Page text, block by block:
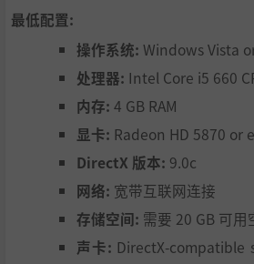
最低配置:
操作系统: Windows Vista
处理器: Intel Core i5 660
内存: 4 GB RAM
显卡: Radeon HD 5870 or
DirectX 版本: 9.0c
网络: 宽带互联网连接
存储空间: 需要 20 GB 可用
声卡: DirectX-compatible